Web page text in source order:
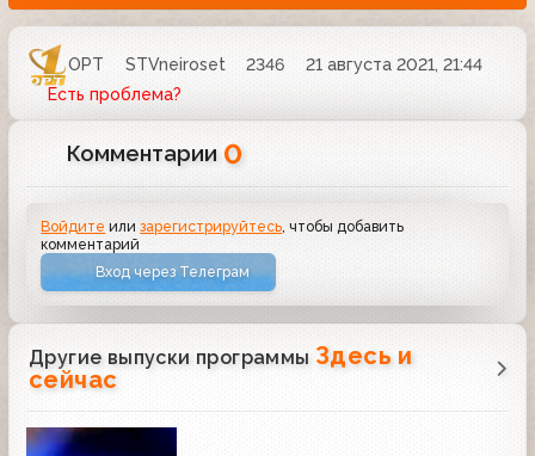
ОРТ STVneiroset 2346
21 августа 2021, 21:44
Есть проблема?
Комментарии 0
Войдите илизарегистрируйтесь , чтобы добавить
комментарий
Вход через Телеграм
Другие выпуски программы Здесь и
сейчас